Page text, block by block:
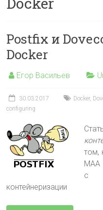
Postfix и
Docker
Егор Васильев
30.03.2017 Docker,
configuring
том,
MAA
с
контейнеризации